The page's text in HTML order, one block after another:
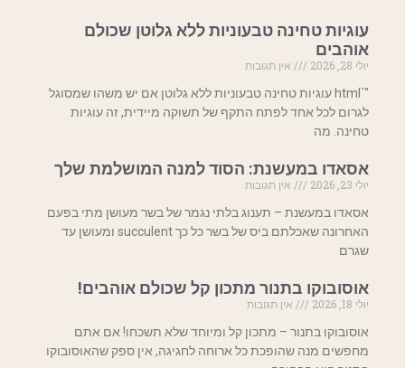
עוגיות טחינה טבעוניות ללא גלוטן שכולם
אוהבים
יולי 28, 2026
אין תגובות
"`html עוגיות טחינה טבעוניות ללא גלוטן אם יש משהו שמסוגל
לגרום לכל אחד לפתח התקף של תשוקה מיידית, זה עוגיות
טחינה. מה
אסאדו במעשנת: הסוד למנה המושלמת שלך
יולי 23, 2026
אין תגובות
אסאדו במעשנת – תענוג בלתי נגמר של בשר מעושן מתי בפעם
האחרונה שאכלתם ביס של בשר כל כך succulent ומעושן עד
שגרם
אוסובוקו בתנור מתכון קל שכולם אוהבים!
יולי 18, 2026
אין תגובות
אוסובוקו בתנור – מתכון קל ומיוחד שלא תשכחו! אם אתם
מחפשים מנה שהופכת כל ארוחה לחגיגה, אין ספק שהאוסובוקו